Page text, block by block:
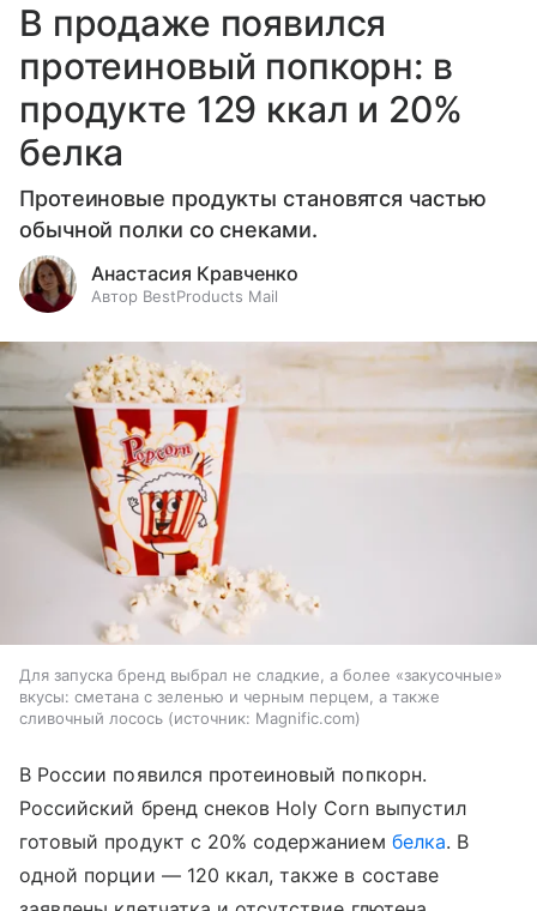
В продаже появился
протеиновый попкорн: в
продукте 129 ккал и 20%
белка
Протеиновые продукты становятся частью
обычной полки со снеками.
Анастасия Кравченко
Автор BestProducts Mail
Для запуска бренд выбрал не сладкие, а более «закусочные»
вкусы: сметана с зеленью и черным перцем, а также
сливочный лосось
источник: Magnific.com
В России появился протеиновый попкорн.
Российский бренд снеков Holy Corn выпустил
готовый продукт с 20% содержанием белка. В
одной порции — 120 ккал, также в составе